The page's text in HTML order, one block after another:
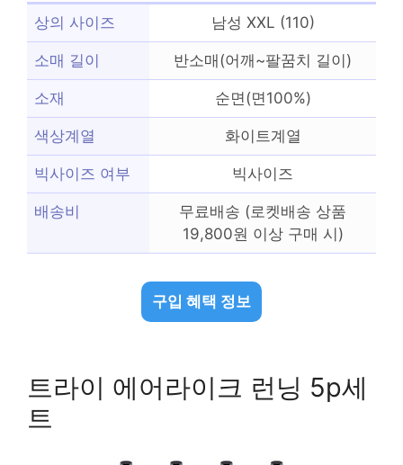
상의 사이즈 남성 XXL (110)
소매 길이 반소매(어깨~팔꿈치 길이)
소재 순면(면100%)
색상계열 화이트계열
빅사이즈 여부 빅사이즈
배송비
무료배송 (로켓배송 상품
19,800원 이상 구매 시)
구입 혜택 정보
트라이 에어라이크 런닝 5p세
트